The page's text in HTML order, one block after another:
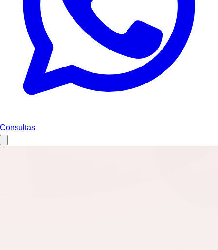
Consultas